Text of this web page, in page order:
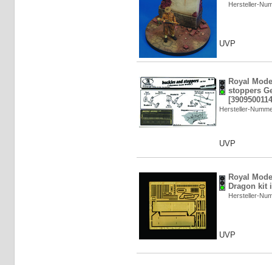
Hersteller-
UVP
Royal
stoppers
Hersteller-
UVP
Royal
Dragon kit
Hersteller-
UVP